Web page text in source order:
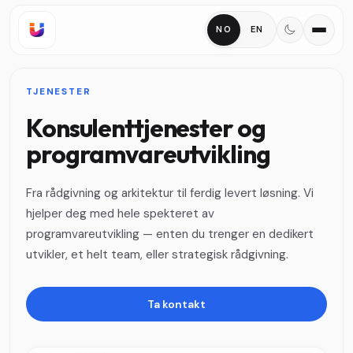
NO EN
TJENESTER
Konsulenttjenester og
programvareutvikling
Fra rådgivning og arkitektur til ferdig levert løsning. Vi
hjelper deg med hele spekteret av
programvareutvikling — enten du trenger en dedikert
utvikler, et helt team, eller strategisk rådgivning.
Ta kontakt